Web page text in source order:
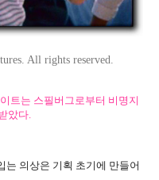
All rights reserved.
트는 스필버그로부터 비명지
았다.
는 의상은 기획 초기에 만들어